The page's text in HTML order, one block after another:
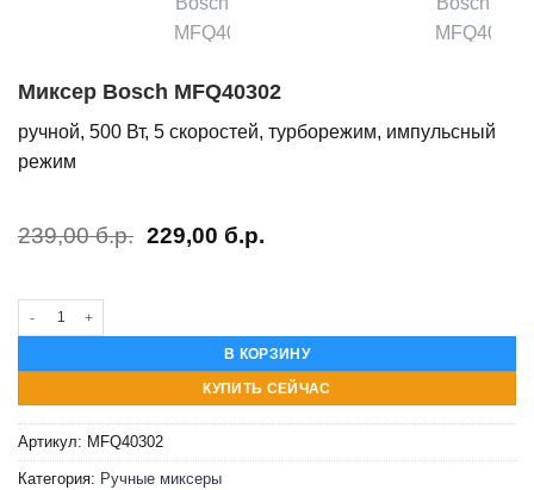
Миксер Bosch MFQ40302
ручной, 500 Вт, 5 скоростей, турборежим, импульсный
режим
239,00б.р. Первоначальная
229,00 б.р.Текущая
Количество товара Миксер Bosch MFQ40302
В КОРЗИНУ
КУПИТЬ СЕЙЧАС
Артикул: MFQ40302
Категория: Ручные миксеры